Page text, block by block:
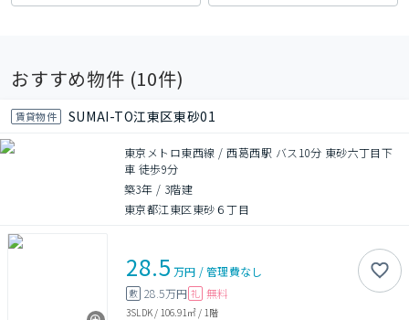
おすすめ物件 (10件)
賃貸物件 SUMAI-TO江東区東砂01
東京メトロ東西線 / 西葛西駅 バス10分 東砂六丁目下
車 徒歩9分
築3年 / 3階建
東京都江東区東砂６丁目
28.5 万円 /管理費なし
敷 28.5万円 礼 無料
3SLDK / 106.91㎡ / 1階